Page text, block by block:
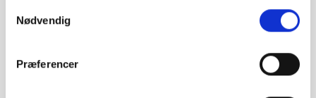
Nødvendig
Præferencer
Vifo PODCAST 23.01.2023